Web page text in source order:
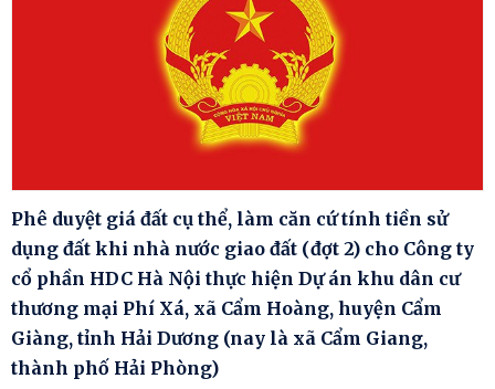
Phê duyệt giá đất cụ thể, làm căn cứ tính tiền sử
dụng đất khi nhà nước giao đất (đợt 2) cho Công ty
cổ phần HDC Hà Nội thực hiện Dự án khu dân cư
thương mại Phí Xá, xã Cẩm Hoàng, huyện Cẩm
Giàng, tỉnh Hải Dương (nay là xã Cẩm Giang,
thành phố Hải Phòng)